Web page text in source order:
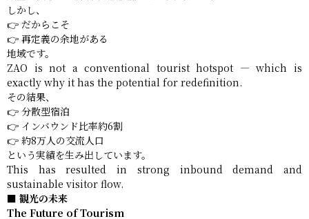
しかし、
👉 だからこそ
👉 再定義の余地がある
地域です。
ZAO is not a conventional tourist hotspot — which is
exactly why it has the potential for redefinition.
その結果、
👉 分散型宿泊
👉 インバウンド比率約6割
👉 約8万人の交流人口
という実績を生み出しています。
This has resulted in strong inbound demand and
sustainable visitor flow.
■ 観光の未来
The Future of Tourism